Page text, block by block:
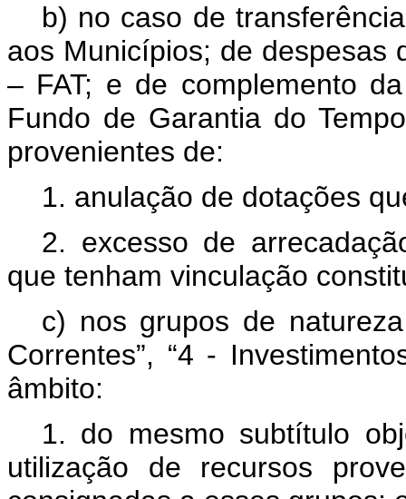
b) no caso de
aos Municípios; de despesas
– FAT; e de complemento
Fundo de Garantia do
provenientes de:
1. anulação de dotações
2. excesso de
que tenham vinculação
c) nos grupos de
Correntes”, “4 -
âmbito:
1. do mesmo subtítulo
utilização de recursos